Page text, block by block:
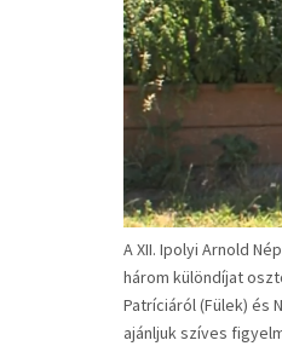
A XII. Ipolyi Arnold
három különdíjat
Patríciáról (Fülek) és
ajánljuk szíves